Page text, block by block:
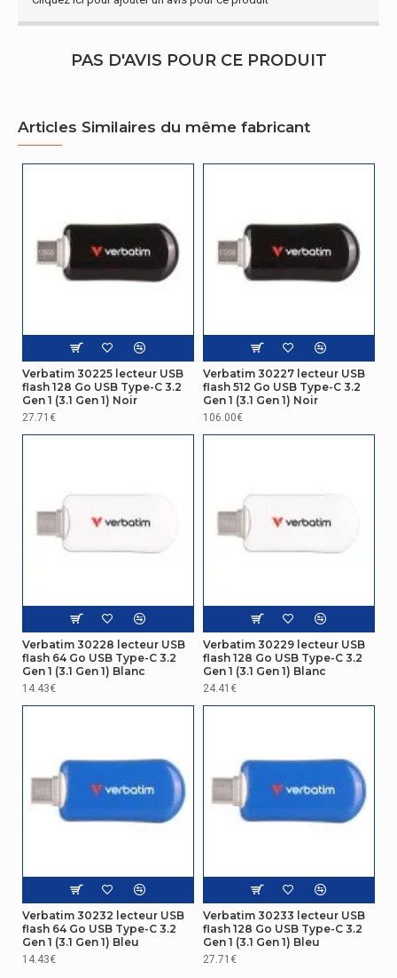
PAS D'AVIS POUR CE PRODUIT
Articles Similaires du même fabricant
Verbatim 30225 lecteur USB
flash 128 Go USB Type-C 3.2
Gen 1 (3.1 Gen 1) Noir
27.71€
Verbatim 30227 lecteur USB
flash 512 Go USB Type-C 3.2
Gen 1 (3.1 Gen 1) Noir
106.00€
Verbatim 30228 lecteur USB
flash 64 Go USB Type-C 3.2
Gen 1 (3.1 Gen 1) Blanc
14.43€
Verbatim 30229 lecteur USB
flash 128 Go USB Type-C 3.2
Gen 1 (3.1 Gen 1) Blanc
24.41€
Verbatim 30232 lecteur USB
flash 64 Go USB Type-C 3.2
Gen 1 (3.1 Gen 1) Bleu
14.43€
Verbatim 30233 lecteur USB
flash 128 Go USB Type-C 3.2
Gen 1 (3.1 Gen 1) Bleu
27.71€